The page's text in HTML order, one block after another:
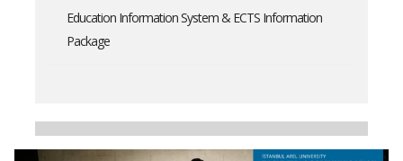
Education Information System & ECTS Information
Package